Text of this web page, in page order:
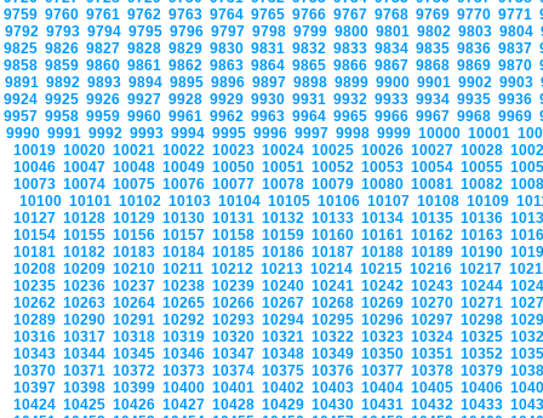
9759 9760 9761 9762 9763 9764 9765 9766 9767 9768 9769 9770 9771
9792 9793 9794 9795 9796 9797 9798 9799 9800 9801 9802 9803 9804
9825 9826 9827 9828 9829 9830 9831 9832 9833 9834 9835 9836 9837
9858 9859 9860 9861 9862 9863 9864 9865 9866 9867 9868 9869 9870
9891 9892 9893 9894 9895 9896 9897 9898 9899 9900 9901 9902 9903
9924 9925 9926 9927 9928 9929 9930 9931 9932 9933 9934 9935 9936
9957 9958 9959 9960 9961 9962 9963 9964 9965 9966 9967 9968 9969
9990 9991 9992 9993 9994 9995 9996 9997 9998 9999 10000 10001
10019 10020 10021 10022 10023 10024 10025 10026 10027 10028
10046 10047 10048 10049 10050 10051 10052 10053 10054 10055
10073 10074 10075 10076 10077 10078 10079 10080 10081 10082
10100 10101 10102 10103 10104 10105 10106 10107 10108 10109
10127 10128 10129 10130 10131 10132 10133 10134 10135 10136
10154 10155 10156 10157 10158 10159 10160 10161 10162 10163
10181 10182 10183 10184 10185 10186 10187 10188 10189 10190
10208 10209 10210 10211 10212 10213 10214 10215 10216 10217
10235 10236 10237 10238 10239 10240 10241 10242 10243 10244
10262 10263 10264 10265 10266 10267 10268 10269 10270 10271
10289 10290 10291 10292 10293 10294 10295 10296 10297 10298
10316 10317 10318 10319 10320 10321 10322 10323 10324 10325
10343 10344 10345 10346 10347 10348 10349 10350 10351 10352
10370 10371 10372 10373 10374 10375 10376 10377 10378 10379
10397 10398 10399 10400 10401 10402 10403 10404 10405 10406
10424 10425 10426 10427 10428 10429 10430 10431 10432 10433